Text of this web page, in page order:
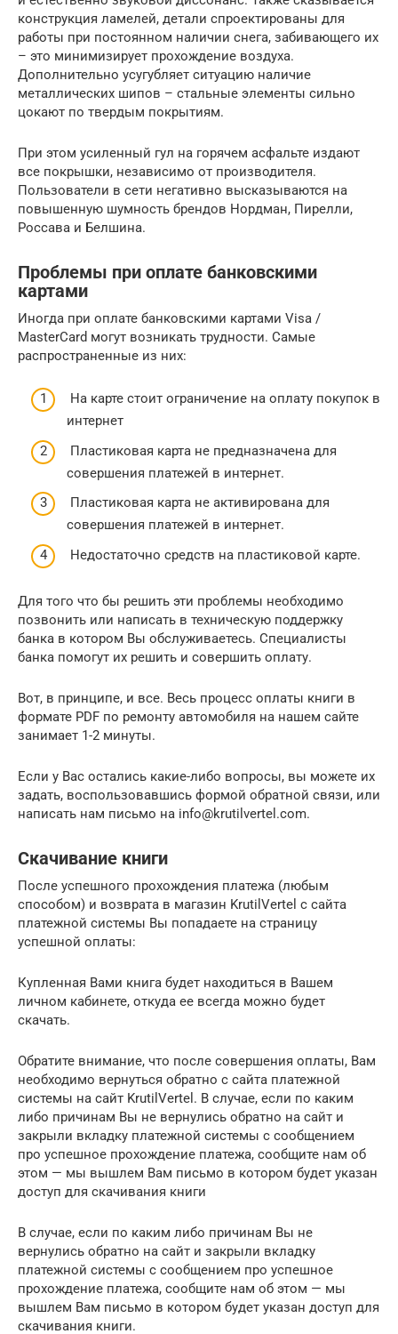
конструкция ламелей, детали спроектированы для
работы при постоянном наличии снега, забивающего их
– это минимизирует прохождение воздуха.
Дополнительно усугубляет ситуацию наличие
металлических шипов – стальные элементы сильно
цокают по твердым покрытиям.
При этом усиленный гул на горячем асфальте издают
все покрышки, независимо от производителя.
Пользователи в сети негативно высказываются на
повышенную шумность брендов Нордман, Пирелли,
Россава и Белшина.
Проблемы при оплате банковскими
картами
Иногда при оплате банковскими картами Visa /
MasterCard могут возникать трудности. Самые
распространенные из них:
На карте стоит ограничение на оплату покупок в
интернет
Пластиковая карта не предназначена для
совершения платежей в интернет.
Пластиковая карта не активирована для
совершения платежей в интернет.
Недостаточно средств на пластиковой карте.
Для того что бы решить эти проблемы необходимо
позвонить или написать в техническую поддержку
банка в котором Вы обслуживаетесь. Специалисты
банка помогут их решить и совершить оплату.
Вот, в принципе, и все. Весь процесс оплаты книги в
формате PDF по ремонту автомобиля на нашем сайте
занимает 1-2 минуты.
Если у Вас остались какие-либо вопросы, вы можете их
задать, воспользовавшись формой обратной связи, или
написать нам письмо на info@krutilvertel.com.
Скачивание книги
После успешного прохождения платежа (любым
способом) и возврата в магазин KrutilVertel с сайта
платежной системы Вы попадаете на страницу
успешной оплаты:
Купленная Вами книга будет находиться в Вашем
личном кабинете, откуда ее всегда можно будет
скачать.
Обратите внимание, что после совершения оплаты, Вам
необходимо вернуться обратно с сайта платежной
системы на сайт KrutilVertel. В случае, если по каким
либо причинам Вы не вернулись обратно на сайт и
закрыли вкладку платежной системы с сообщением
про успешное прохождение платежа, сообщите нам об
этом — мы вышлем Вам письмо в котором будет указан
доступ для скачивания книги
В случае, если по каким либо причинам Вы не
вернулись обратно на сайт и закрыли вкладку
платежной системы с сообщением про успешное
прохождение платежа, сообщите нам об этом — мы
вышлем Вам письмо в котором будет указан доступ для
скачивания книги.